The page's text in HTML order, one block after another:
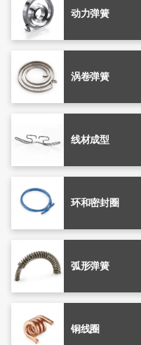
动力弹簧
涡卷弹簧
线材成型
环和密封圈
弧形弹簧
铜线圈